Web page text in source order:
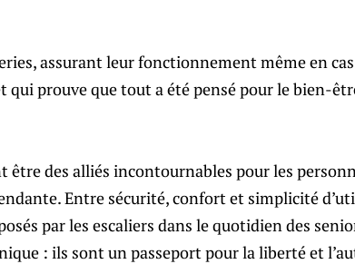
assurant leur fonctionnement même en
prouve que tout a été pensé pour le bien-
être des alliés incontournables pour les
Entre sécurité, confort et simplicité
par les escaliers dans le quotidien des
: ils sont un passeport pour la liberté et